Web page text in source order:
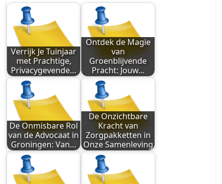
Verrijk Je Tuinjaar
met Prachtige,
Privacygevende…
Ontdek de Magie
van
Groenblijvende
Pracht: Jouw…
De Onmisbare Rol
van de Advocaat in
Groningen: Van…
De Onzichtbare
Kracht van
Zorgpakketten in
Onze Samenleving